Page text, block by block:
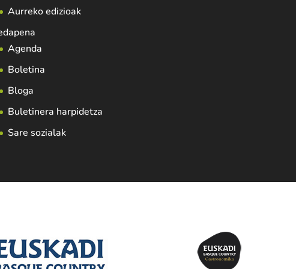
Aurreko edizioak
Agenda
Boletina
Bloga
Buletinera harpidetza
Sare sozialak